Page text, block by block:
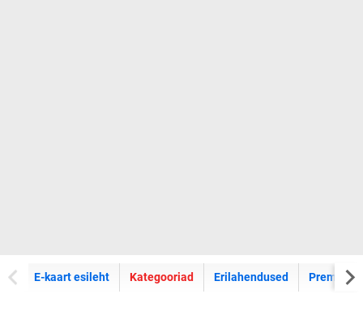
E-kaart esileht E-kaartide
Kategooriad Erilahendused Premium